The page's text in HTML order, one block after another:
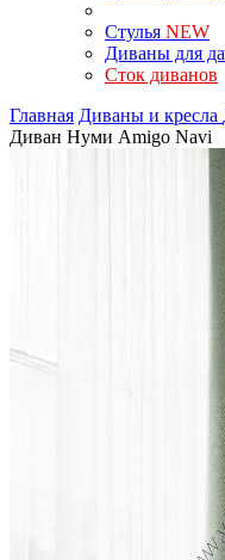
Стулья NEW
Диваны для
Сток диванов
Главная Диваны и кресла
Диван Нуми Amigo Navi